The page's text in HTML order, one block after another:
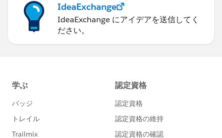
IdeaExchange
IdeaExchange にアイデアを送信してく
ださい。